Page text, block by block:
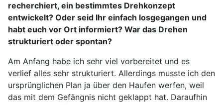
recherchiert, ein bestimmtes Drehkonzept
entwickelt? Oder seid Ihr einfach losgegangen und
habt euch vor Ort informiert? War das Drehen
strukturiert oder spontan?
Am Anfang habe ich sehr viel vorbereitet und es
verlief alles sehr strukturiert. Allerdings musste ich den
ursprünglichen Plan ja über den Haufen werfen, weil
das mit dem Gefängnis nicht geklappt hat. Daraufhin